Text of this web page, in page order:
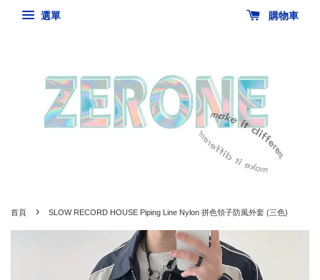
選單 購物車
首頁 › SLOW RECORD HOUSE Piping Line Nylon 拼色領子防風外套 (三色)